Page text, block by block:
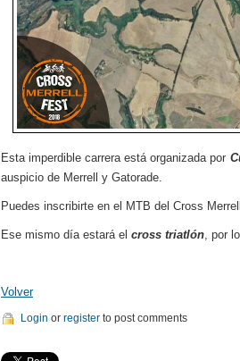
Esta imperdible carrera está organizada por
auspicio de Merrell y Gatorade.
Puedes inscribirte en el MTB del Cross
Ese mismo día estará el cross triatlón, por
Volver
Login or register to post comments